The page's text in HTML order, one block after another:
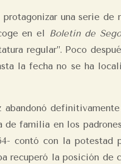
una serie de
en el
Boletín de
regular”. Poco
la fecha no se ha
familia en los
contó con la potestad
la posición de